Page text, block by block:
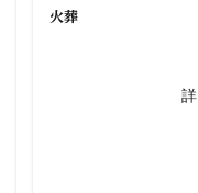
火葬